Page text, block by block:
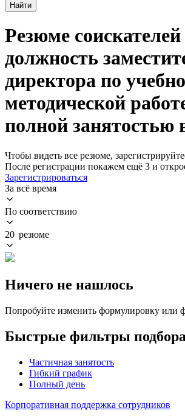
Найти
Резюме
должность
директора по
методической
полной занятостью
Чтобы видеть все резюме,
После регистрации покажем ещё 3 и
Зарегистрироваться
За всё время
По соответствию
20 резюме
Ничего не нашлось
Попробуйте изменить формулировку или
Быстрые фильтры
Частичная занятость
Гибкий график
Полный день
Корпоративная поддержка сотрудников